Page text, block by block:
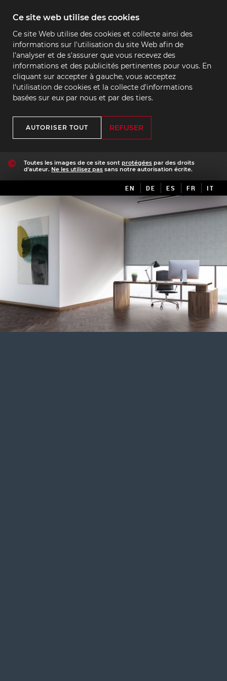
Ce site web utilise des cookies
Ce site Web utilise des cookies et collecte ainsi des
informations sur l'utilisation du site Web afin de
l'analyser et de s'assurer que vous recevez des
informations et des publicités pertinentes pour vous. En
cliquant sur accepter à gauche, vous acceptez
l'utilisation de cookies et la collecte d'informations
basées sur eux par nous et par des tiers.
AUTORISER TOUT REFUSER
Toutes les images de ce site sont protégées par des droits
d'auteur. Ne les utilisez pas sans notre autorisation écrite.
EN DE ES FR IT